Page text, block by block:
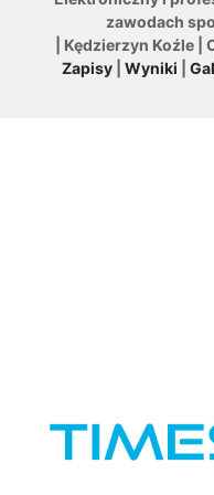
zawodach
| Kędzierzyn Koźle |
Zapisy| Wyniki